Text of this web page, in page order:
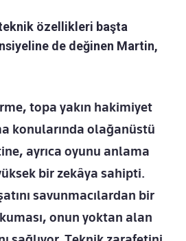
özellikleri başta
de değinen Martin,
topa yakın hakimiyet
konularında olağanüstü
ayrıca oyunu anlama
bir zekâya sahipti.
savunmacılardan bir
onun yoktan alan